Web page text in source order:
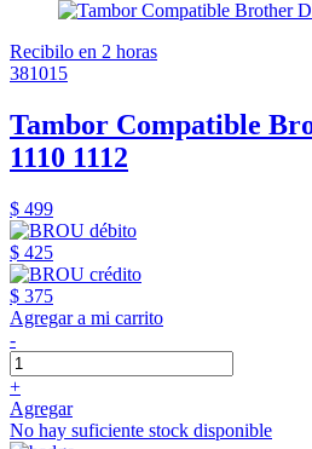
Recibilo en 2 horas
381015
Tambor Compatible
1110 1112
$ 499
$ 425
$ 375
Agregar a mi carrito
-
+
Agregar
No hay suficiente stock disponible